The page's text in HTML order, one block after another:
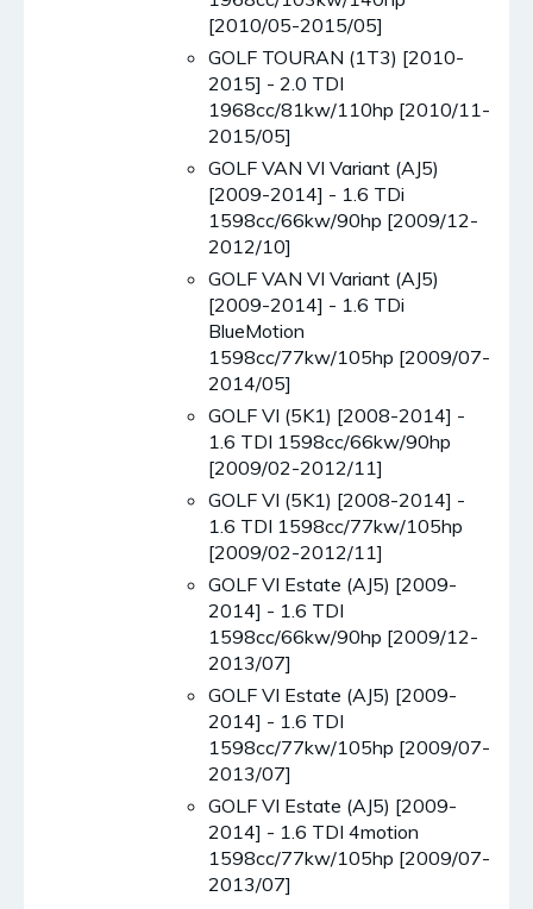
[2010/05-2015/05]
GOLF TOURAN (1T3) [2010-
2015] - 2.0 TDI
1968cc/81kw/110hp [2010/11-
2015/05]
GOLF VAN VI Variant (AJ5)
[2009-2014] - 1.6 TDi
1598cc/66kw/90hp [2009/12-
2012/10]
GOLF VAN VI Variant (AJ5)
[2009-2014] - 1.6 TDi
BlueMotion
1598cc/77kw/105hp [2009/07-
2014/05]
GOLF VI (5K1) [2008-2014] -
1.6 TDI 1598cc/66kw/90hp
[2009/02-2012/11]
GOLF VI (5K1) [2008-2014] -
1.6 TDI 1598cc/77kw/105hp
[2009/02-2012/11]
GOLF VI Estate (AJ5) [2009-
2014] - 1.6 TDI
1598cc/66kw/90hp [2009/12-
2013/07]
GOLF VI Estate (AJ5) [2009-
2014] - 1.6 TDI
1598cc/77kw/105hp [2009/07-
2013/07]
GOLF VI Estate (AJ5) [2009-
2014] - 1.6 TDI 4motion
1598cc/77kw/105hp [2009/07-
2013/07]